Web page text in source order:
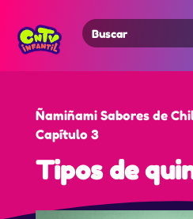
Search
for:
Ñamiñami Sabores de
Capítulo 3
Tipos de